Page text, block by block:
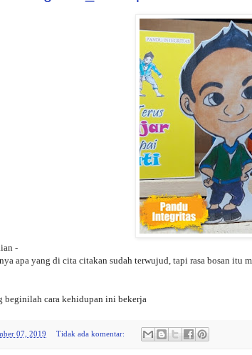
-
apa yang di cita citakan sudah terwujud, tapi rasa bosan itu
beginilah cara kehidupan ini bekerja
07, 2019 Tidak ada komentar: